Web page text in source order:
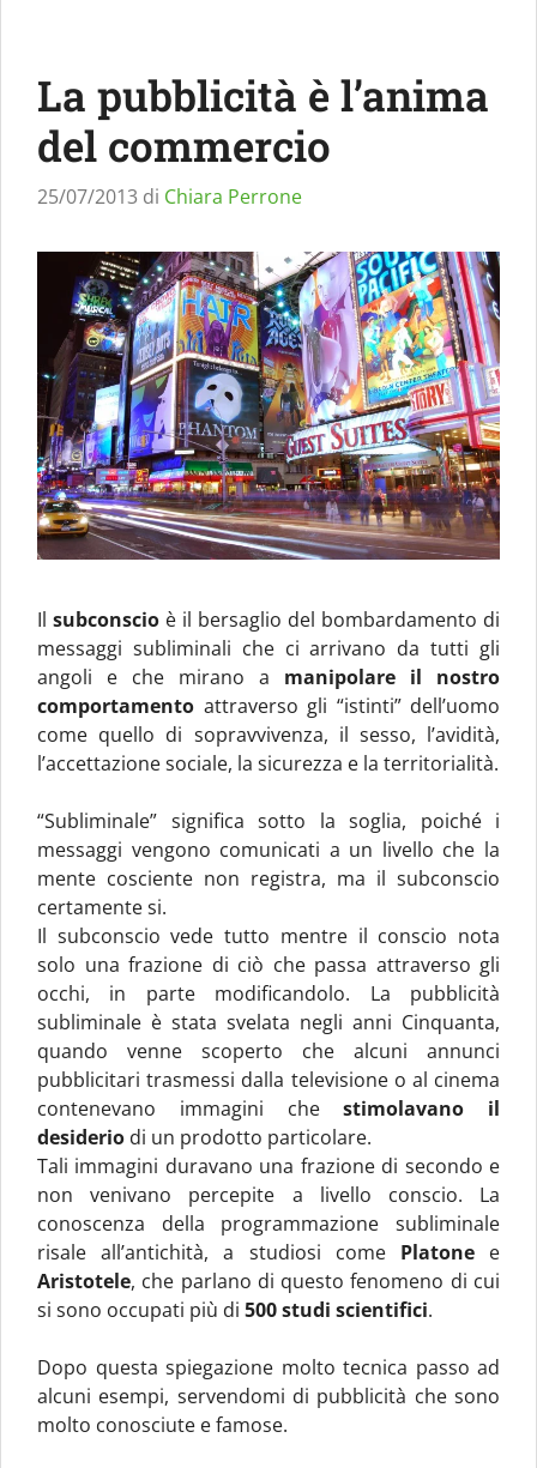
La pubblicità è l’anima
del commercio
25/07/2013 di Chiara Perrone
Il subconscio è il bersaglio del bombardamento di
messaggi subliminali che ci arrivano da tutti gli
angoli e che mirano a manipolare il nostro
comportamento attraverso gli “istinti” dell’uomo
come quello di sopravvivenza, il sesso, l’avidità,
l’accettazione sociale, la sicurezza e la territorialità.
“Subliminale” significa sotto la soglia, poiché i
messaggi vengono comunicati a un livello che la
mente cosciente non registra, ma il subconscio
certamente si.
Il subconscio vede tutto mentre il conscio nota
solo una frazione di ciò che passa attraverso gli
occhi, in parte modificandolo. La pubblicità
subliminale è stata svelata negli anni Cinquanta,
quando venne scoperto che alcuni annunci
pubblicitari trasmessi dalla televisione o al cinema
contenevano immagini chestimolavano il
desiderio di un prodotto particolare.
Tali immagini duravano una frazione di secondo e
non venivano percepite a livello conscio. La
conoscenza della programmazione subliminale
risale all’antichità, a studiosi come Platonee
Aristotele, che parlano di questo fenomeno di cui
si sono occupati più di 500 studi scientifici.
Dopo questa spiegazione molto tecnica passo ad
alcuni esempi, servendomi di pubblicità che sono
molto conosciute e famose.